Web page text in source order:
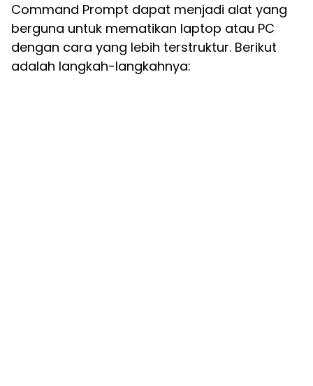
Command Prompt dapat menjadi alat yang
berguna untuk mematikan laptop atau PC
dengan cara yang lebih terstruktur. Berikut
adalah langkah-langkahnya: